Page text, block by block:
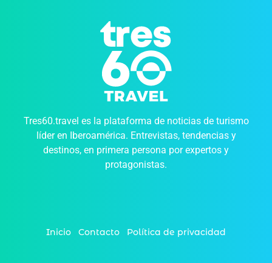
Tres60.travel es la plataforma de noticias de turismo
líder en Iberoamérica. Entrevistas, tendencias y
destinos, en primera persona por expertos y
protagonistas.
Inicio Contacto Política de privacidad